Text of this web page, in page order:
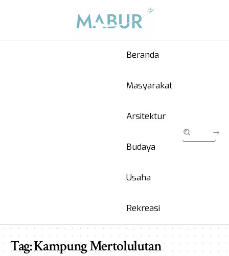
Beranda
Masyarakat
Arsitektur
Budaya
Usaha
Rekreasi
Tag:Kampung Mertolulutan